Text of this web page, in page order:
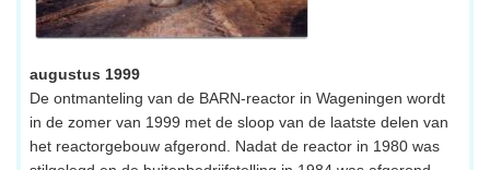
augustus 1999
De ontmanteling van de BARN-reactor in Wageningen wordt
in de zomer van 1999 met de sloop van de laatste delen van
het reactorgebouw afgerond. Nadat de reactor in 1980 was